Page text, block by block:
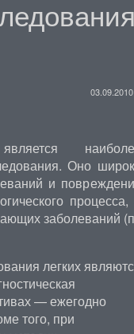
03.09.2010
Оно
и
заболеваний
легких
— ежегодно
того, при